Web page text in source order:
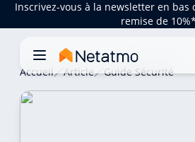
Inscrivez-vous à la newsletter en bas
remise de 10%*
Accueil Article Guide Sécurité